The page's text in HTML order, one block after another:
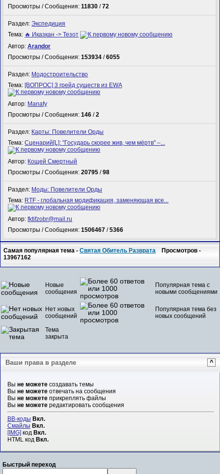
Просмотры / Сообщения:11830 /72
Раздел:Экспедиция
Тема: 🔥 Иказкан -> Тезот
Автор:Arandor
Просмотры / Сообщения:153934 /6055
Раздел: Модостроительство
Тема: [ВОПРОС] 3 грейд существ из EWA
Автор: Manafy
Просмотры / Сообщения:146 /2
Раздел: Карты: Повелители Орды
Тема:Сценарий[L]: "Государь скорее жив, чем мёртв" –...
Автор: Кощей Смертный
Просмотры / Сообщения:20795 /98
Раздел: Моды: Повелители Орды
Тема: RTF - глобальная модификация, заменяющая все...
Автор:fktifzobr@mail.ru
Просмотры / Сообщения:1506467 /5366
Самая популярная тема -Святая Обитель Разврата Просмотров -
13967162
Новые
сообщения
Популярная тема с
новыми сообщениями
Нет новых
сообщений
Популярная тема без
новых сообщений
Тема
закрыта
Ваши права в разделе ^
Вы не можетесоздавать темы
Вы не можетеотвечать на сообщения
Вы не можетеприкреплять файлы
Вы не можетередактировать сообщения
BB-коды Вкл.
Смайлы Вкл.
[IMG]код Вкл.
HTML код Вкл.
Быстрый переход